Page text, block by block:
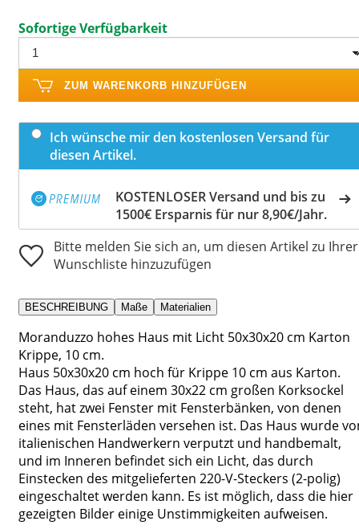
Sofortige Verfügbarkeit
ZUM WARENKORB HINZUFÜGEN
Ich wünsche mir den kostenlosen Versand für
diesen Artikel.
KOSTENLOSER Versand und bis zu
1500€ Ersparnis für nur 8,90€/Jahr.
Bitte melden Sie sich an, um diesen Artikel zu Ihrer
Wunschliste hinzuzufügen
BESCHREIBUNG Maße Materialien
Moranduzzo hohes Haus mit Licht 50x30x20 cm Karton
Krippe, 10 cm.
Haus 50x30x20 cm hoch für Krippe 10 cm aus Karton.
Das Haus, das auf einem 30x22 cm großen Korksockel
steht, hat zwei Fenster mit Fensterbänken, von denen
eines mit Fensterläden versehen ist. Das Haus wurde
italienischen Handwerkern verputzt und handbemalt,
und im Inneren befindet sich ein Licht, das durch
Einstecken des mitgelieferten 220-V-Steckers (2-polig)
eingeschaltet werden kann. Es ist möglich, dass die hier
gezeigten Bilder einige Unstimmigkeiten aufweisen.